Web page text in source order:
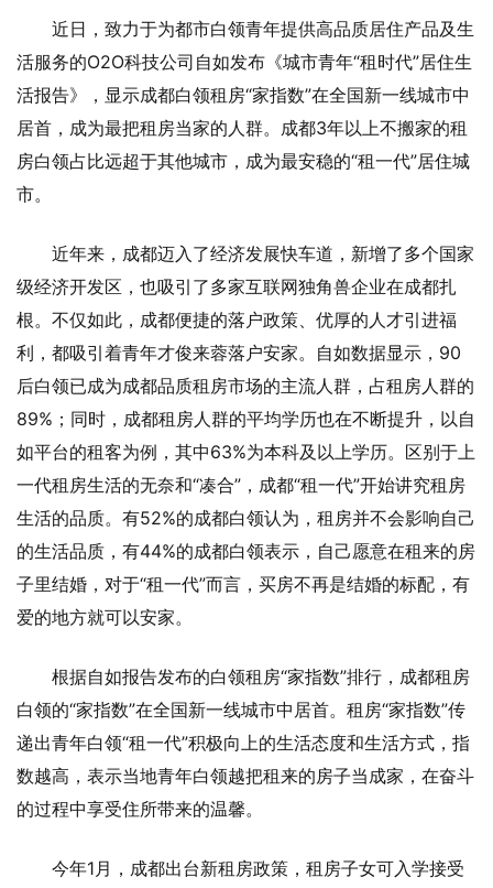
近日，致力于为都市白领青年提供高品质居住产品及生
活服务的O2O科技公司自如发布《城市青年“租时代”居住生
活报告》，显示成都白领租房“家指数”在全国新一线城市中
居首，成为最把租房当家的人群。成都3年以上不搬家的租
房白领占比远超于其他城市，成为最安稳的“租一代”居住城
市。
近年来，成都迈入了经济发展快车道，新增了多个国家
级经济开发区，也吸引了多家互联网独角兽企业在成都扎
根。不仅如此，成都便捷的落户政策、优厚的人才引进福
利，都吸引着青年才俊来蓉落户安家。自如数据显示，90
后白领已成为成都品质租房市场的主流人群，占租房人群的
89%；同时，成都租房人群的平均学历也在不断提升，以自
如平台的租客为例，其中63%为本科及以上学历。区别于上
一代租房生活的无奈和“凑合”，成都“租一代”开始讲究租房
生活的品质。有52%的成都白领认为，租房并不会影响自己
的生活品质，有44%的成都白领表示，自己愿意在租来的房
子里结婚，对于“租一代”而言，买房不再是结婚的标配，有
爱的地方就可以安家。
根据自如报告发布的白领租房“家指数”排行，成都租房
白领的“家指数”在全国新一线城市中居首。租房“家指数”传
递出青年白领“租一代”积极向上的生活态度和生活方式，指
数越高，表示当地青年白领越把租来的房子当成家，在奋斗
的过程中享受住所带来的温馨。
今年1月，成都出台新租房政策，租房子女可入学接受